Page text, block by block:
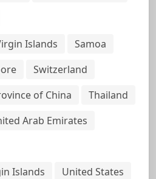
Islands
Samoa
Switzerland
of China
Thailand
Arab Emirates
Islands
United States